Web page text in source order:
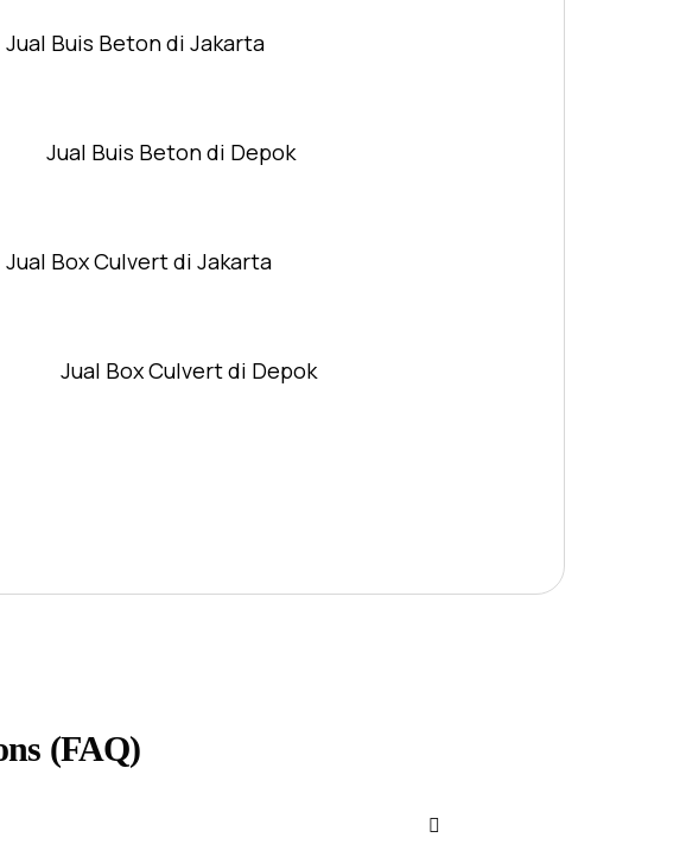
Jual Buis Beton di Jakarta
Jual Buis Beton di Depok
Jual Box Culvert di Jakarta
Jual Box Culvert di Depok
(FAQ)